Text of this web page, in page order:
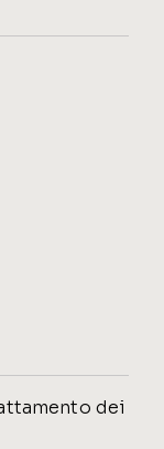
dei